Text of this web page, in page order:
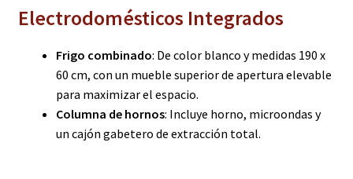
Electrodomésticos Integrados
Frigo combinado: De color blanco y medidas 190 x
60 cm, con un mueble superior de apertura elevable
para maximizar el espacio.
Columna de hornos: Incluye horno, microondas y
un cajón gabetero de extracción total.